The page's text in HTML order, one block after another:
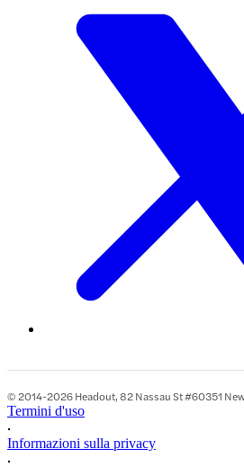
© 2014-2026 Headout, 82 Nassau St #60351
Termini d'uso
•
Informazioni sulla privacy
•